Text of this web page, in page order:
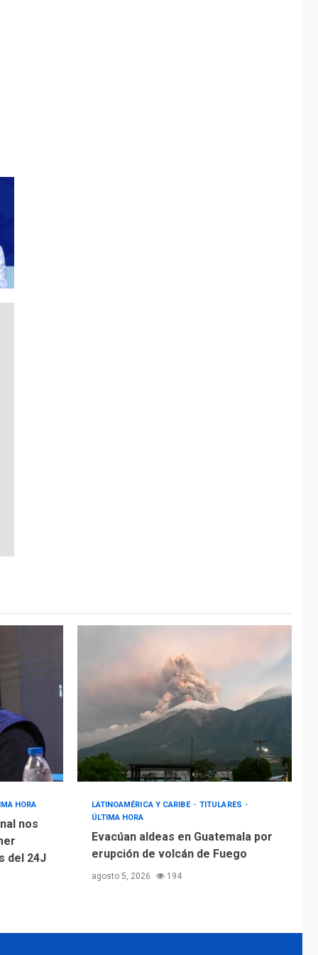
HORA
nos
del 24J
LATINOAMÉRICA Y CARIBE
TITULARES
ÚLTIMA HORA
Evacúan aldeas en Guatemala por
erupción de volcán de Fuego
agosto 5, 2026 194